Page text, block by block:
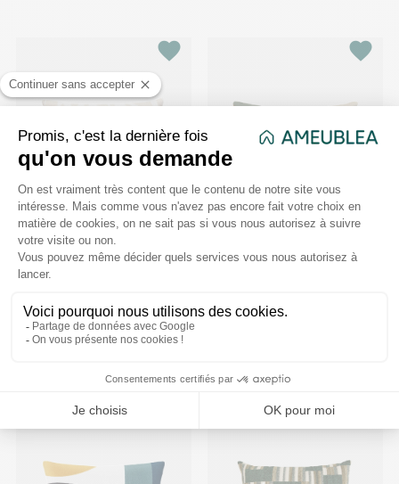
favorite
Coussin
jacquard
Madini 30 x 50
cm chenille
favorite
Coussin brodé